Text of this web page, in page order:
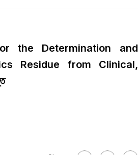
the Determination and
Residue from Clinical,